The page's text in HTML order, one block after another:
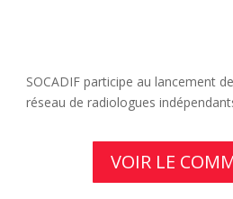
SOCADIF participe au lancement
réseau de radiologues
VOIR LE